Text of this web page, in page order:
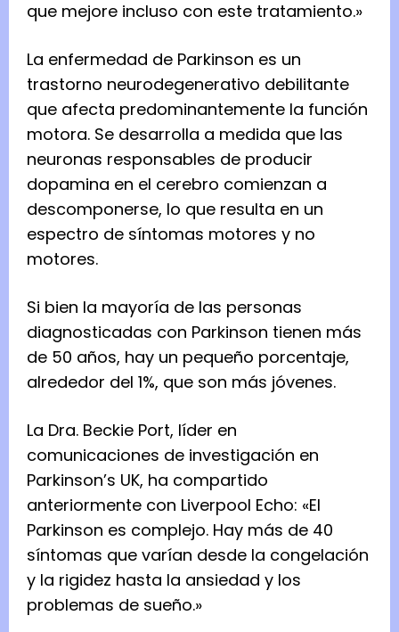
que mejore incluso con este tratamiento.»
La enfermedad de Parkinson es un
trastorno neurodegenerativo debilitante
que afecta predominantemente la función
motora. Se desarrolla a medida que las
neuronas responsables de producir
dopamina en el cerebro comienzan a
descomponerse, lo que resulta en un
espectro de síntomas motores y no
motores.
Si bien la mayoría de las personas
diagnosticadas con Parkinson tienen más
de 50 años, hay un pequeño porcentaje,
alrededor del 1%, que son más jóvenes.
La Dra. Beckie Port, líder en
comunicaciones de investigación en
Parkinson’s UK, ha compartido
anteriormente con Liverpool Echo: «El
Parkinson es complejo. Hay más de 40
síntomas que varían desde la congelación
y la rigidez hasta la ansiedad y los
problemas de sueño.»